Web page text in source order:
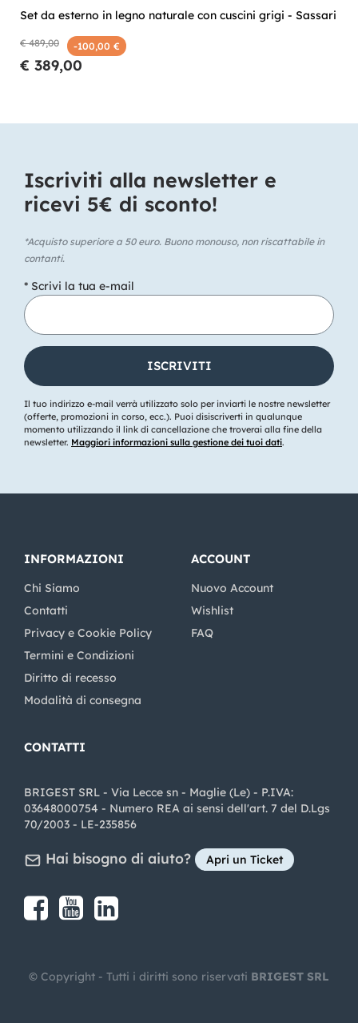
Set da esterno in legno naturale con cuscini grigi - Sassari
€ 489,00 -100,00 €
€ 389,00
Iscriviti alla newsletter e
ricevi 5€ di sconto!​
*Acquisto superiore a 50 euro. Buono monouso, non riscattabile in
contanti.
* Scrivi la tua e-mail
Il tuo indirizzo e-mail verrà utilizzato solo per inviarti le nostre newsletter
(offerte, promozioni in corso, ecc.). Puoi disiscriverti in qualunque
momento utilizzando il link di cancellazione che troverai alla fine della
newsletter. Maggiori informazioni sulla gestione dei tuoi dati.
INFORMAZIONI
Chi Siamo
Contatti
Privacy e Cookie Policy
Termini e Condizioni
Diritto di recesso
Modalità di consegna
ACCOUNT
Nuovo Account
Wishlist
FAQ
CONTATTI
BRIGEST SRL - Via Lecce sn - Maglie (Le) - P.IVA:
03648000754 - Numero REA ai sensi dell'art. 7 del D.Lgs
70/2003 - LE-235856
Hai bisogno di aiuto? Apri un Ticket
Share on Facebook
Share on youtube
© Copyright - Tutti i diritti sono riservati BRIGEST SRL